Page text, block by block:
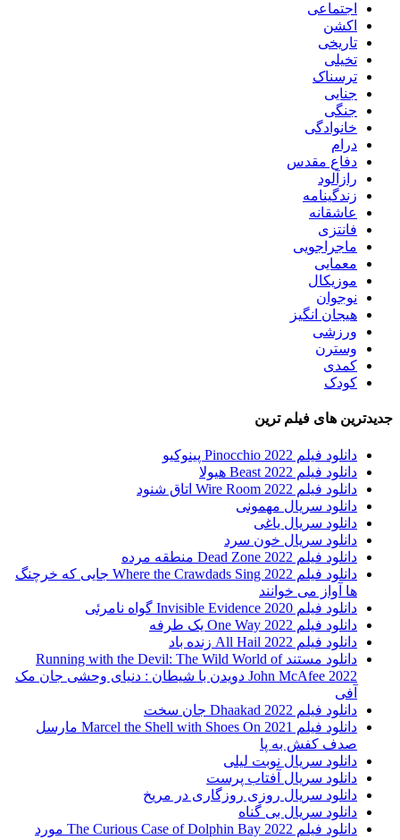
اجتماعی
اکشن
تاریخی
تخیلی
ترسناک
جنایی
جنگی
خانوادگی
درام
دفاع مقدس
رازآلود
زندگینامه
عاشقانه
فانتزی
ماجراجویی
معمایی
موزیکال
نوجوان
هیجان انگیز
ورزشی
وسترن
کمدی
کودک
جدیدترین های فیلم ترین
دانلود فیلم Pinocchio 2022 پینوکیو
دانلود فیلم Beast 2022 هیولا
دانلود فیلم Wire Room 2022 اتاق شنود
دانلود سریال مهمونی
دانلود سریال یاغی
دانلود سریال خون سرد
دانلود فیلم 2022 Dead Zone منطقه مرده
دانلود فیلم Where the Crawdads Sing 2022 جایی که خرچنگ
ها آواز می خوانند
دانلود فیلم 2020 Invisible Evidence گواه نامرئی
دانلود فیلم One Way 2022 یک طرفه
دانلود فیلم All Hail 2022 زنده باد
دانلود مستند Running with the Devil: The Wild World of
John McAfee 2022 دویدن با شیطان : دنیای وحشی جان مک
آفی
دانلود فیلم Dhaakad 2022 جان سخت
دانلود فیلم Marcel the Shell with Shoes On 2021 مارسل
صدف کفش به پا
دانلود سریال نوبت لیلی
دانلود سریال آفتاب پرست
دانلود سریال روزی روزگاری در مریخ
دانلود سریال بی گناه
دانلود فیلم The Curious Case of Dolphin Bay 2022 مورد